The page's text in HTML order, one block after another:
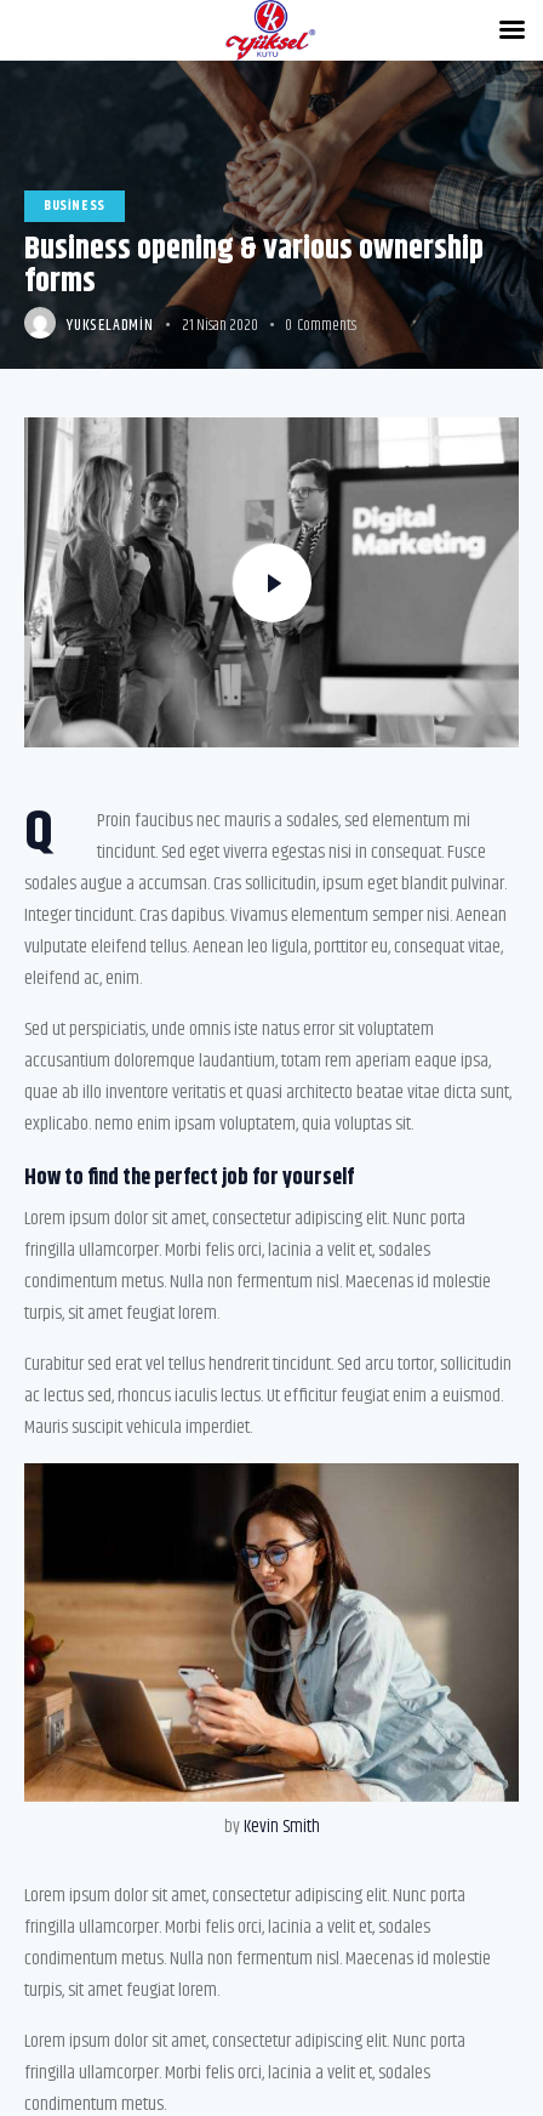
BUSINESS
Business opening & various ownership
forms
YUKSELADMIN 21 Nisan 2020 0 Comments
Q
Proin faucibus nec mauris a sodales, sed elementum mi
tincidunt. Sed eget viverra egestas nisi in consequat. Fusce
sodales augue a accumsan. Cras sollicitudin, ipsum eget blandit pulvinar.
Integer tincidunt. Cras dapibus. Vivamus elementum semper nisi. Aenean
vulputate eleifend tellus. Aenean leo ligula, porttitor eu, consequat vitae,
eleifend ac, enim.
Sed ut perspiciatis, unde omnis iste natus error sit voluptatem
accusantium doloremque laudantium, totam rem aperiam eaque ipsa,
quae ab illo inventore veritatis et quasi architecto beatae vitae dicta sunt,
explicabo. nemo enim ipsam voluptatem, quia voluptas sit.
How to find the perfect job for yourself
Lorem ipsum dolor sit amet, consectetur adipiscing elit. Nunc porta
fringilla ullamcorper. Morbi felis orci, lacinia a velit et, sodales
condimentum metus. Nulla non fermentum nisl. Maecenas id molestie
turpis, sit amet feugiat lorem.
Curabitur sed erat vel tellus hendrerit tincidunt. Sed arcu tortor, sollicitudin
ac lectus sed, rhoncus iaculis lectus. Ut efficitur feugiat enim a euismod.
Mauris suscipit vehicula imperdiet.
byKevin Smith
Lorem ipsum dolor sit amet, consectetur adipiscing elit. Nunc porta
fringilla ullamcorper. Morbi felis orci, lacinia a velit et, sodales
condimentum metus. Nulla non fermentum nisl. Maecenas id molestie
turpis, sit amet feugiat lorem.
Lorem ipsum dolor sit amet, consectetur adipiscing elit. Nunc porta
fringilla ullamcorper. Morbi felis orci, lacinia a velit et, sodales
condimentum metus.